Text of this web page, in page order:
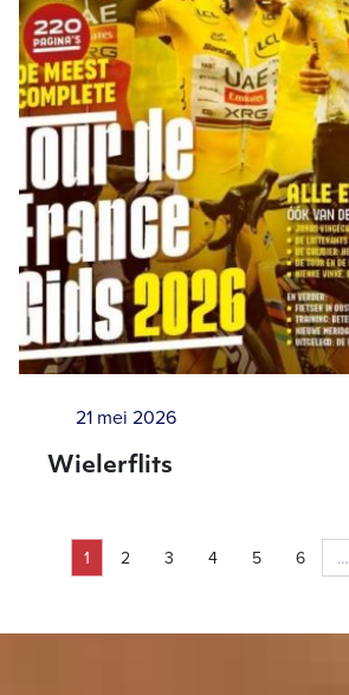
21 mei 2026
Wielerflits
Pagina
1 Pagina
2 Pagina
3 Pagina
4 Pagina
5 Pagina
6 …